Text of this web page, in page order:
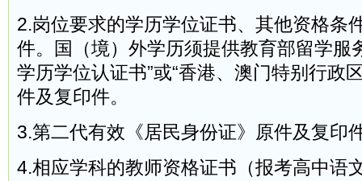
2.岗位要求的学历学位证书、其他资格条
件。国（境）外学历须提供教育部留学服
学历学位认证书”或“香港、澳门特别行政
件及复印件。
3.第二代有效《居民身份证》原件及复印
4.相应学科的教师资格证书（报考高中语